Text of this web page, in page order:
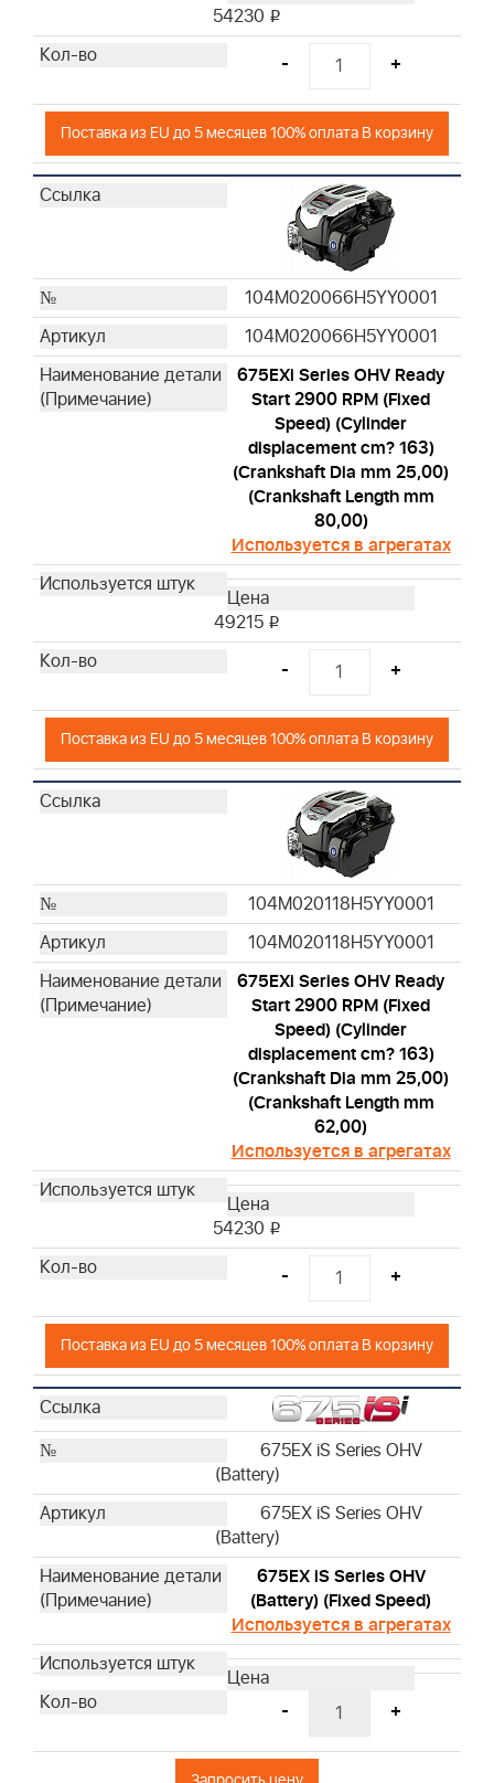
54230 i
- +
Поставка из EU до 5 месяцев 100% оплата В корзину
104M020066H5YY0001
104M020066H5YY0001
675EXi Series OHV Ready
Start 2900 RPM (Fixed
Speed) (Cylinder
displacement cm? 163)
(Crankshaft Dia mm 25,00)
(Crankshaft Length mm
80,00)
Используется в агрегатах
49215 i
- +
Поставка из EU до 5 месяцев 100% оплата В корзину
104M020118H5YY0001
104M020118H5YY0001
675EXi Series OHV Ready
Start 2900 RPM (Fixed
Speed) (Cylinder
displacement cm? 163)
(Crankshaft Dia mm 25,00)
(Crankshaft Length mm
62,00)
Используется в агрегатах
54230 i
- +
Поставка из EU до 5 месяцев 100% оплата В корзину
675EX iS Series OHV
(Battery)
675EX iS Series OHV
(Battery)
675EX iS Series OHV
(Battery) (Fixed Speed)
Используется в агрегатах
- +